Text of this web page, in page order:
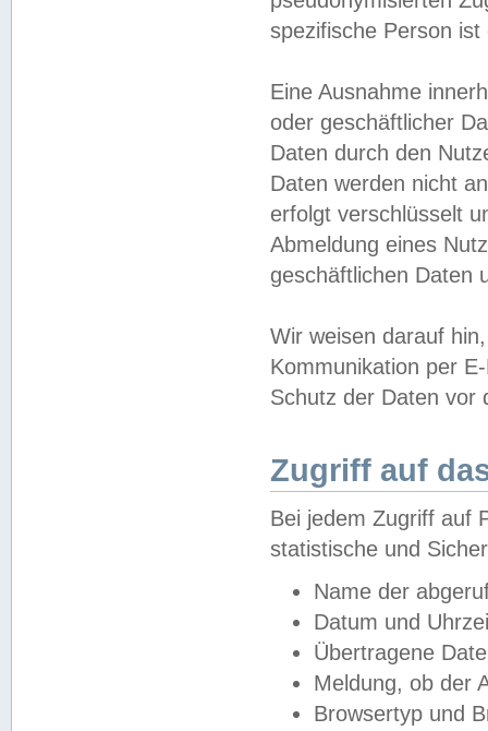
spezifische Person
Eine Ausnahme
oder geschäftlicher
Daten durch den
Daten werden nicht
erfolgt verschlüsselt
Abmeldung eines
geschäftlichen Daten
Wir weisen darauf
Kommunikation per
Schutz der Daten vor
Zugriff auf
Bei jedem Zugriff auf
statistische und
Name der
Datum und
Übertragene
Meldung, ob der
Browsertyp und